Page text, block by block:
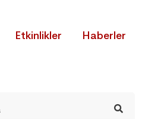
Etkinlikler
Haberler